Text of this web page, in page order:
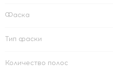
Фаска
Тип фаски
Количество полос